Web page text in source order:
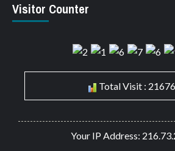
Visitor Counter
Total Visit :
Your IP Address: